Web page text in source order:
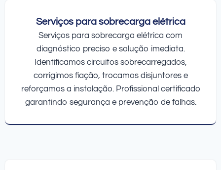
Serviços para sobrecarga elétrica
Serviços para sobrecarga elétrica com
diagnóstico preciso e solução imediata.
Identificamos circuitos sobrecarregados,
corrigimos fiação, trocamos disjuntores e
reforçamos a instalação. Profissional certificado
garantindo segurança e prevenção de falhas.